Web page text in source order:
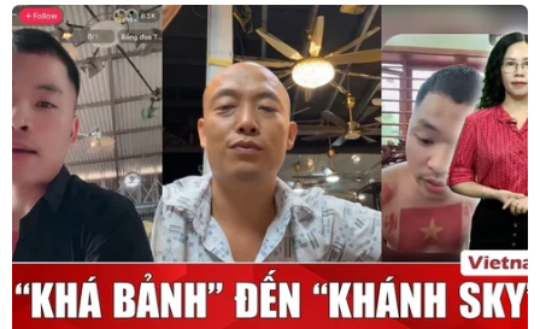
thuê
06/08/2026 08:09
Tạo xung lực mới để phát triển thị
trường bất động sản lành mạnh, bền
vững
05/08/2026 09:21
Bộ Nông nghiệp và Môi trường đề